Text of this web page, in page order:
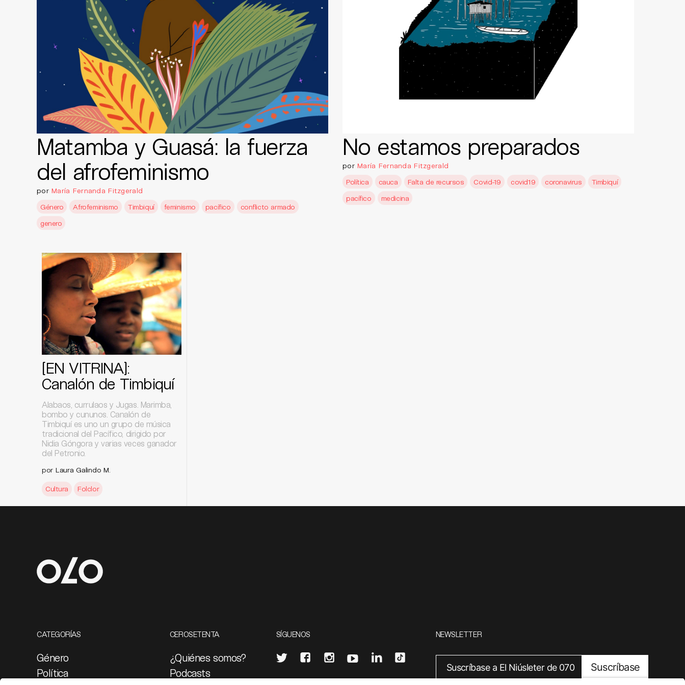
Matamba y Guasá: la fuerza
del afrofeminismo
por María Fernanda Fitzgerald
Género
Afrofeminismo Timbiquí feminismo pacífico
conflicto armado
genero
No estamos preparados
por María Fernanda Fitzgerald
Política
cauca Falta de recursos Covid-19 covid19 coronavirus
Timbiquí
pacífico
medicina
[EN VITRINA]:
Canalón de Timbiquí
Alabaos, currulaos y Jugas. Marimba,
bombo y cununos. Canalón de
Timbiquí es uno un grupo de música
tradicional del Pacífico, dirigido por
Nidia Góngora y varias veces ganador
del Petronio.
por Laura Galindo M.
Cultura Folclor
CATEGORÍAS
Género
Política
CEROSETENTA
¿Quiénes somos?
Podcasts
SÍGUENOS NEWSLETTER
Suscríbase